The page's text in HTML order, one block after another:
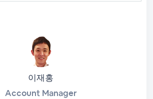
이재홍
Account Manager